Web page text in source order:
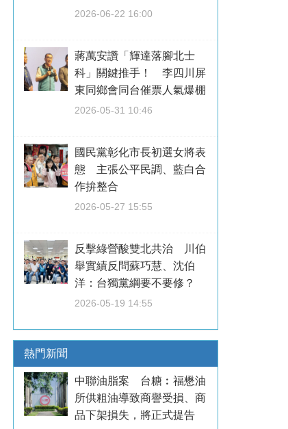
2026-06-22 16:00
蔣萬安讚「輝達落腳北士
科」關鍵推手！ 李四川屏
東同鄉會同台催票人氣爆棚
2026-05-31 10:46
國民黨彰化市長初選女將表
態 主張公平民調、藍白合
作拚整合
2026-05-27 15:55
反擊綠營酸雙北共治 川伯
舉實績反問蘇巧慧、沈伯
洋：台獨黨綱要不要修？
2026-05-19 14:55
熱門新聞
中聯油脂案 台糖︰福懋油
所供粗油導致商譽受損、商
品下架損失，將正式提告